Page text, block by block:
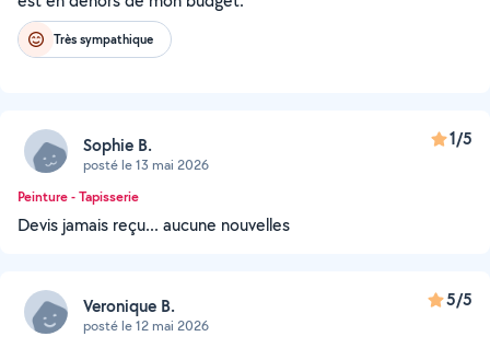
Très sympathique
Sophie B.
posté le 13 mai 2026
1/5
Peinture - Tapisserie
Devis jamais reçu... aucune nouvelles
Veronique B.
posté le 12 mai 2026
5/5